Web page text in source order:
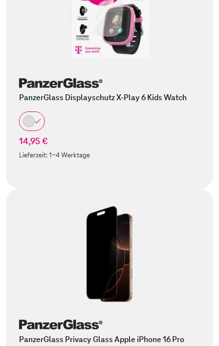
PanzerGlass Displayschutz X-Play 6 Kids Watch
14,95 €
Lieferzeit:1-4 Werktage
PanzerGlass Privacy Glass Apple iPhone 16 Pro